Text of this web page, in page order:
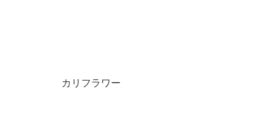
カリフラワー